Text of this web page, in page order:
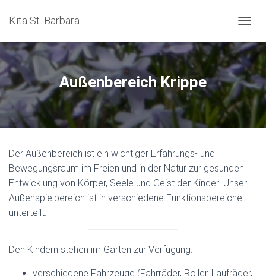
Kita St. Barbara
Außenbereich Krippe
Der Außenbereich ist ein wichtiger Erfahrungs- und
Bewegungsraum im Freien und in der Natur zur gesunden
Entwicklung von Körper, Seele und Geist der Kinder. Unser
Außenspielbereich ist in verschiedene Funktionsbereiche
unterteilt.
Den Kindern stehen im Garten zur Verfügung:
verschiedene Fahrzeuge (Fahrräder, Roller, Laufräder,